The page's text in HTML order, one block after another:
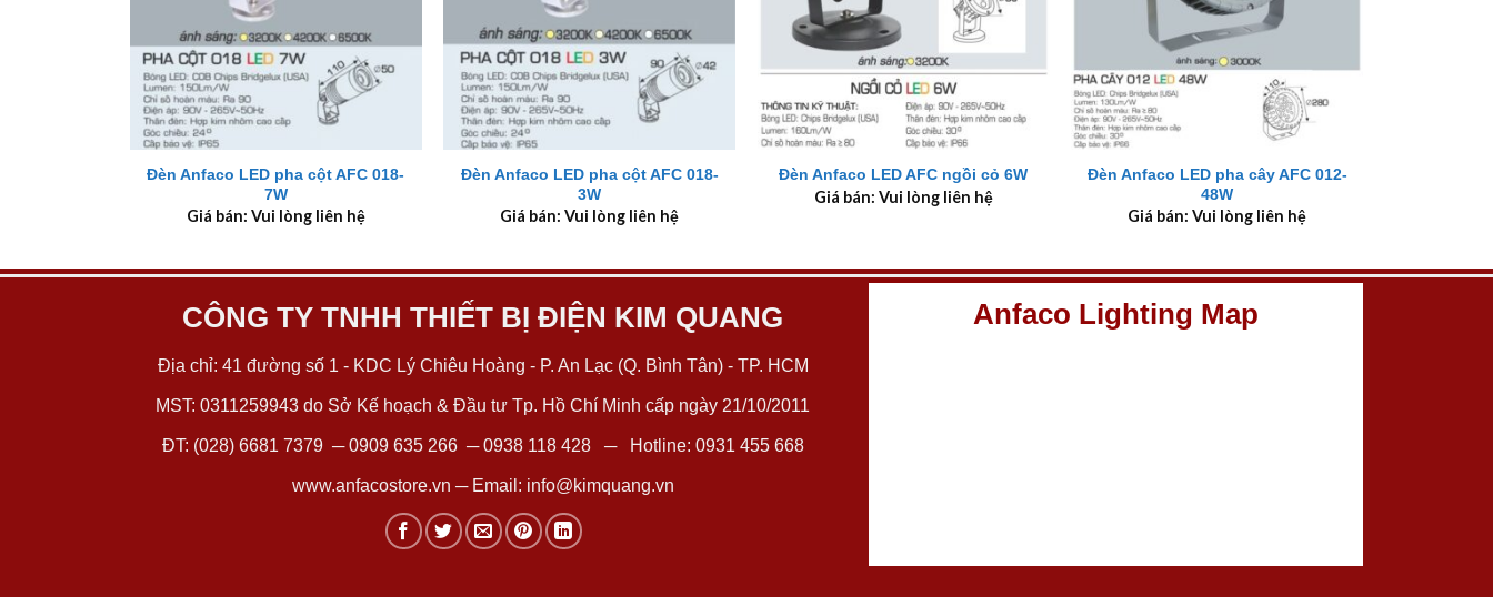
+
Đèn Anfaco LED pha cột AFC 018-
7W
Giá bán: Vui lòng liên hệ
+
Đèn Anfaco LED pha cột AFC 018-
3W
Giá bán: Vui lòng liên hệ
+
Đèn Anfaco LED AFC ngồi cỏ 6W
Giá bán: Vui lòng liên hệ
+
Đèn Anfaco LED pha cây AFC 012-
48W
Giá bán: Vui lòng liên hệ
CÔNG TY TNHH THIẾT BỊ ĐIỆN KIM QUANG
Địa chỉ: 41 đường số 1 - KDC Lý Chiêu Hoàng - P. An Lạc (Q. Bình Tân) - TP. HCM
MST: 0311259943 do Sở Kế hoạch & Đầu tư Tp. Hồ Chí Minh cấp ngày 21/10/2011
ĐT: (028) 6681 7379 ─0909 635 266─0938 118 428─ Hotline: 0931 455 668
www.anfacostore.vn ─ Email: info@kimquang.vn
Anfaco Lighting Map